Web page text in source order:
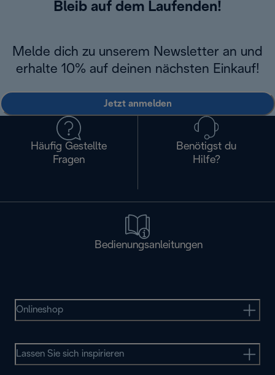
Bleib auf dem Laufenden!
Melde dich zu unserem Newsletter an und
erhalte 10% auf deinen nächsten Einkauf!
Jetzt anmelden
Häufig Gestellte
Fragen
Benötigst du
Hilfe?
Bedienungsanleitungen
Onlineshop
Lassen Sie sich inspirieren